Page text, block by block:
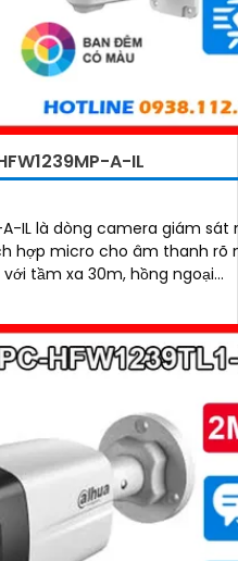
A-IL
A-IL là dòng camera giám sát
hợp micro cho âm thanh rõ
tầm xa 30m, hồng ngoại...